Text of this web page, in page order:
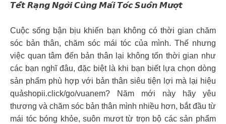
𝙏𝙚̂́𝙩 𝙍𝙖̣𝙣𝙜 𝙉𝙜𝙤̛̀𝙞 𝘾𝙪̀𝙣𝙜 𝙈𝙖́𝙞 𝙏𝙤́𝙘 𝙎𝙪𝙤̂𝙣 𝙈𝙪̛𝙤̛̣𝙩
Cuộc sống bận bịu khiến bạn không có thời gian chăm
sóc bản thân, chăm sóc mái tóc của mình. Thế nhưng
việc quan tâm đến bản thân lại không tốn thời gian như
các bạn nghĩ đâu, đặc biệt là khi bạn biết lựa chọn dòng
sản phẩm phù hợp với bản thân siêu tiện lợi mà lại hiệu
quảshopii.click/go/vuanem? Năm mới này hãy yêu
thương và chăm sóc bản thân mình nhiều hơn, bắt đầu từ
mái tóc bóng khỏe, suôn mươt từ trọn bộ các sản phẩm